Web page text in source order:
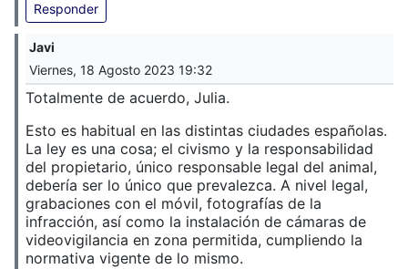
Responder
Javi
Viernes, 18 Agosto 2023 19:32
Totalmente de acuerdo, Julia.
Esto es habitual en las distintas ciudades españolas.
La ley es una cosa; el civismo y la responsabilidad
del propietario, único responsable legal del animal,
debería ser lo único que prevalezca. A nivel legal,
grabaciones con el móvil, fotografías de la
infracción, así como la instalación de cámaras de
videovigilancia en zona permitida, cumpliendo la
normativa vigente de lo mismo.